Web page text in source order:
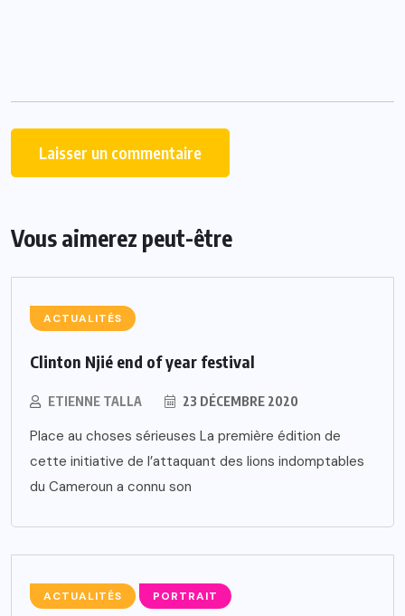
Vous aimerez peut-être
ACTUALITÉS
Clinton Njié end of year festival
ETIENNE TALLA 23 DÉCEMBRE 2020
Place au choses sérieuses La première édition de
cette initiative de l’attaquant des lions indomptables
du Cameroun a connu son
ACTUALITÉS PORTRAIT